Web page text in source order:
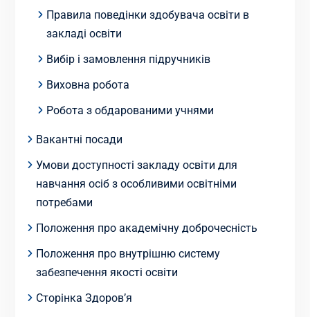
Правила поведінки здобувача освіти в
закладі освіти
Вибір і замовлення підручників
Виховна робота
Робота з обдарованими учнями
Вакантні посади
Умови доступності закладу освіти для
навчання осіб з особливими освітніми
потребами
Положення про академічну доброчесність
Положення про внутрішню систему
забезпечення якості освіти
Сторінка Здоров’я